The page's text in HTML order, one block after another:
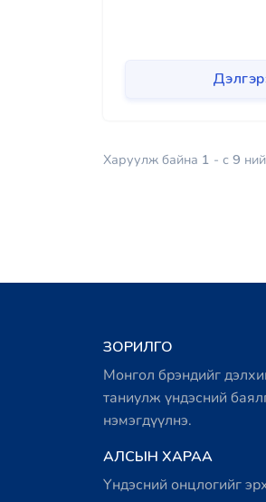
Харуулж байна 1 - с 9
ЗОРИЛГО
Монгол брэндийг
таниулж үндэсний
нэмэгдүүлнэ.
АЛСЫН ХАРАА
Үндэсний онцлогийг